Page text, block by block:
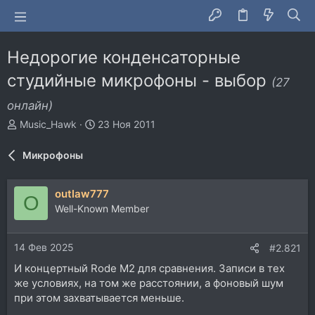
Недорогие конденсаторные
студийные микрофоны - выбор (27
онлайн)
А
т
р
т
е
Music_Hawk
Д
н
а
23 Ноя 2011
Микрофоны
O outlaw777
Well-Known Member
14 Фев 2025 #2.821
И концертный Rode M2 для сравнения. Записи в тех
же условиях, на том же расстоянии, а фоновый шум
при этом захватывается меньше.